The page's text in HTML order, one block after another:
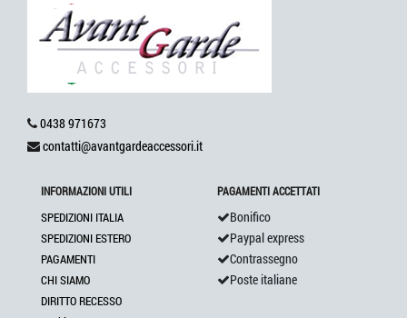
0438 971673
contatti@avantgardeaccessori.it
INFORMAZIONI UTILI
SPEDIZIONI ITALIA
SPEDIZIONI ESTERO
PAGAMENTI
CHI SIAMO
DIRITTO RECESSO
PAGAMENTI ACCETTATI
Bonifico
Paypal express
Contrassegno
Poste italiane